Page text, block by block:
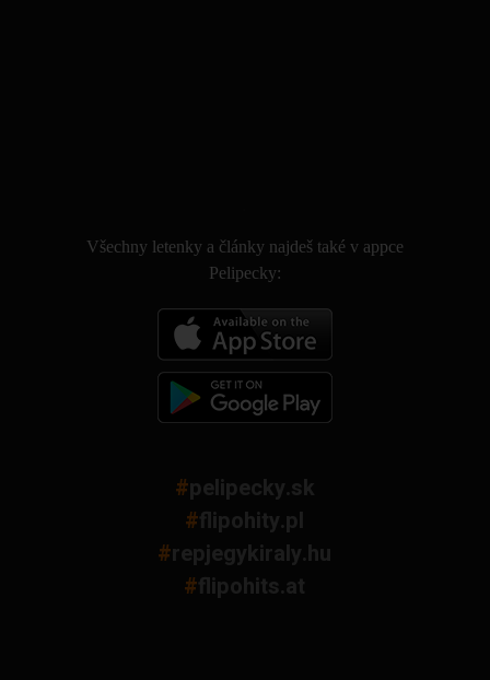
Všechny letenky a články najdeš také v appce
Pelipecky:
#pelipecky.sk
#flipohity.pl
#repjegykiraly.hu
#flipohits.at